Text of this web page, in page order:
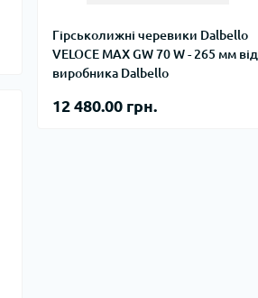
Гірськолижні черевики Dalbello
VELOCE MAX GW 70 W - 265 мм від
виробника Dalbello
12 480.00 грн.